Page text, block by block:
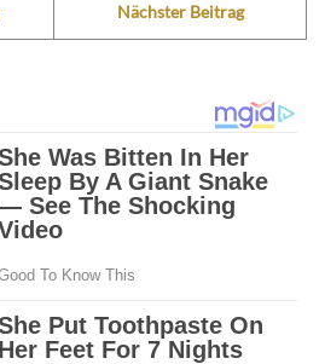
Nächster Beitrag